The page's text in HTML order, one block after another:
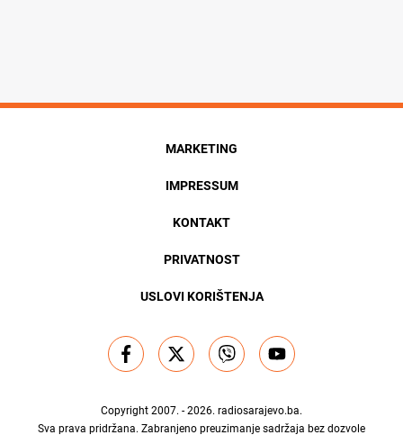
MARKETING
IMPRESSUM
KONTAKT
PRIVATNOST
USLOVI KORIŠTENJA
Copyright 2007. - 2026. radiosarajevo.ba.
Sva prava pridržana. Zabranjeno preuzimanje sadržaja bez dozvole